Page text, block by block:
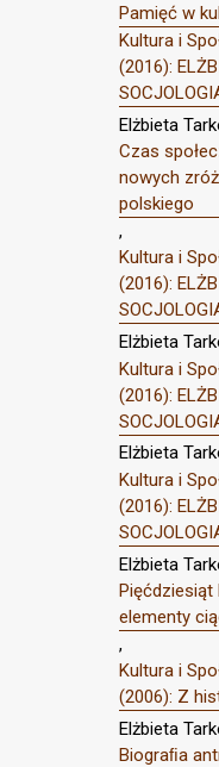
Pamięć w
Kultura i
(2016):
Elżbieta
Czas
nowych
polskiego
,
Kultura i
(2016):
Elżbieta
Kultura i
(2016):
Elżbieta
Kultura i
(2016):
Elżbieta
Pięćdziesiąt
elementy
,
Kultura i
(2006): Z
Elżbieta
Biograﬁa